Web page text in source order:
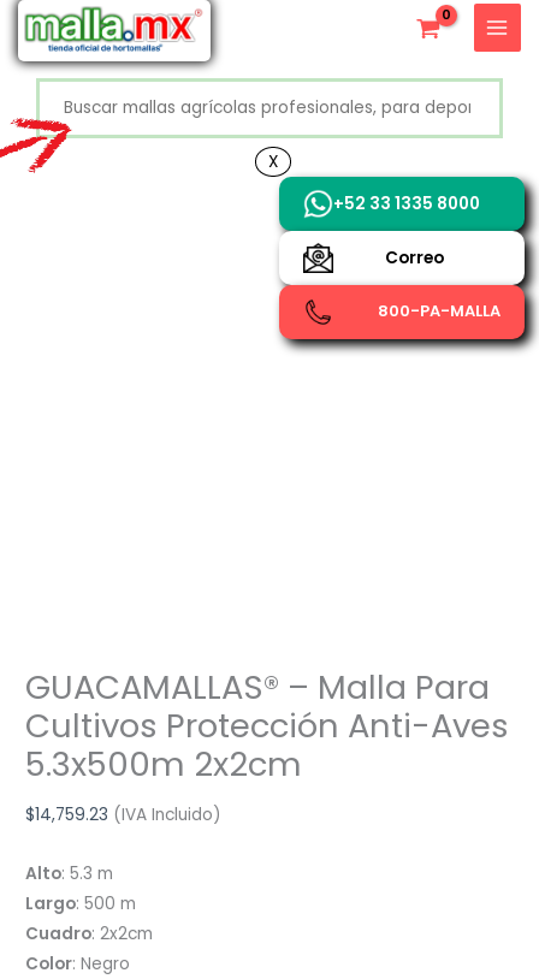
contenido
GUACAMALLAS® – Malla Para
Cultivos Protección Anti-Aves
5.3x500m 2x2cm
$14,759.23 (IVA Incluido)
Alto: 5.3 m
Largo: 500 m
Cuadro: 2x2cm
Color: Negro
X
+52 800 726 2552
+52 33 1335 8000
Correo
800-PA-MALLA
X